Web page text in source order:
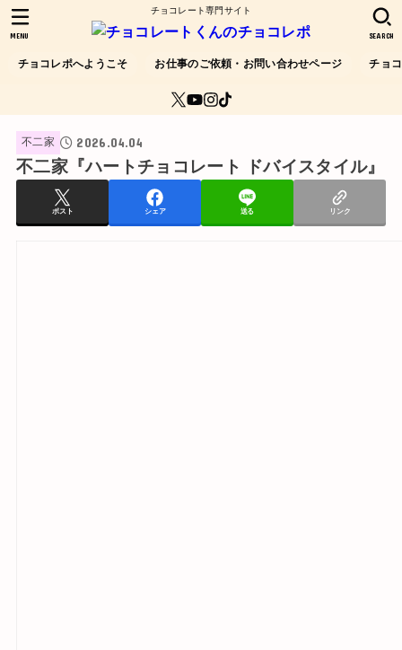
チョコレート専門サイト
チョコレポへようこそ お仕事のご依頼・お問い合わせページ チョ
SEARCH
MENU
不二家 2026.04.04
不二家『ハートチョコレート ドバイスタイル』
ポスト シェア 送る リンク